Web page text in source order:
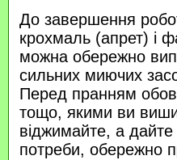
До завершення
крохмаль (апрет) і
можна обережно
сильних миючих
Перед пранням
тощо, якими ви
віджимайте, а дайте
потреби, обережно